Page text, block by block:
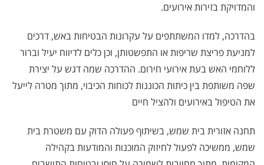
והמדויקת בזירות אירועים.
בהדרכה, למדו המשתתפים על עקרונות הבטיחות באש, דרכים
למניעת פריצת שריפות או התפשטותן, וכן כלים לדיווח יעיל וברור
ללוחמי האש בעת אירועי חירום. ההדרכה שמה דגש על יצירת
שפה משותפת בין כיתות הכוננות לכוחות הכיבוי, מתוך מטרה לייעל
את הטיפול באירועים ולהציל חיים
תחנה אזורית בית שמש, בשיתוף פעולה הדוק עם משטרת בית
שמש, ממשיכה לפעול לחיזוק המוכנות והמודעות בקהילה